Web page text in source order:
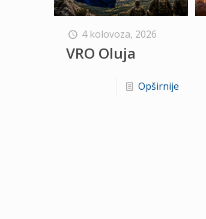
4 kolovoza, 2026
VRO Oluja
Opširnije